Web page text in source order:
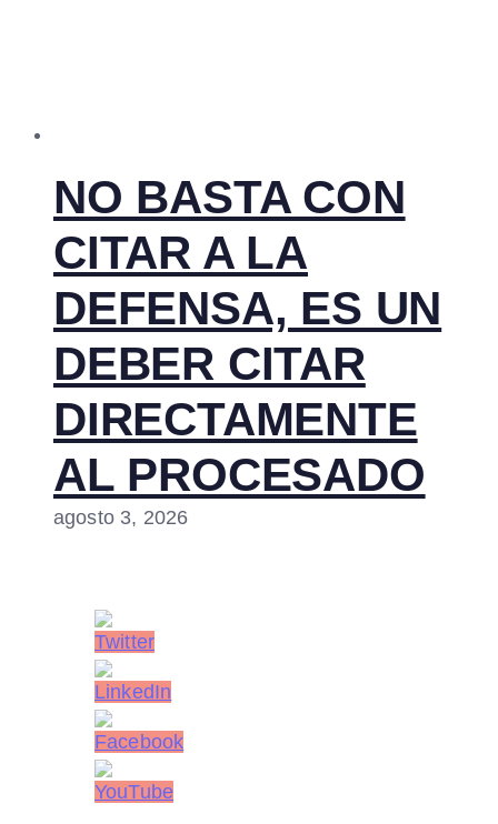
NO BASTA CON
CITAR A LA
DEFENSA, ES UN
DEBER CITAR
DIRECTAMENTE
AL PROCESADO
agosto 3, 2026